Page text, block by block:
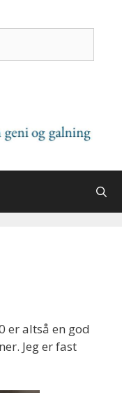
er altså en god
Jeg er fast